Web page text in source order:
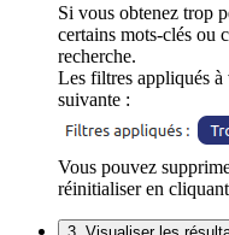
Si vous obtenez trop
certains mots-clés ou
recherche.
Les filtres appliqués à
suivante :
Vous pouvez
réinitialiser en